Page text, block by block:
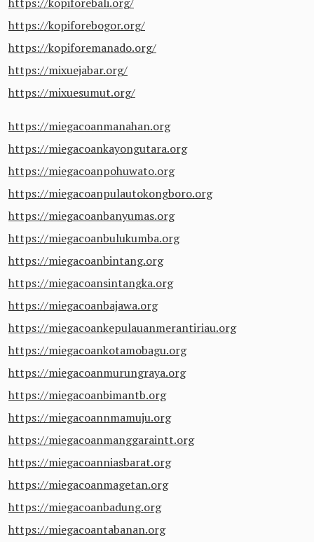
https://kopiforebogor.org/
https://kopiforemanado.org/
https://mixuejabar.org/
https://mixuesumut.org/
https://miegacoanmanahan.org
https://miegacoankayongutara.org
https://miegacoanpohuwato.org
https://miegacoanpulautokongboro.org
https://miegacoanbanyumas.org
https://miegacoanbulukumba.org
https://miegacoanbintang.org
https://miegacoansintangka.org
https://miegacoanbajawa.org
https://miegacoankepulauanmerantiriau.org
https://miegacoankotamobagu.org
https://miegacoanmurungraya.org
https://miegacoanbimantb.org
https://miegacoannmamuju.org
https://miegacoanmanggaraintt.org
https://miegacoanniasbarat.org
https://miegacoanmagetan.org
https://miegacoanbadung.org
https://miegacoantabanan.org